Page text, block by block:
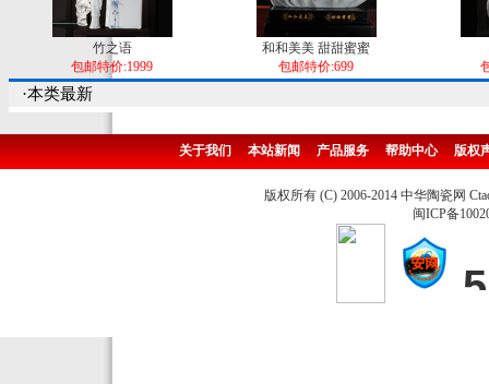
竹之语
包邮特价:1999
和和美美 甜甜蜜蜜
包邮特价:699
·本类最新
关于我们 本站新闻 产品服务 帮助中心 版权
版权所有 (C) 2006-2014 中华陶瓷网
闽ICP备